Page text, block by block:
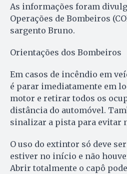
As informações foram
Operações de Bombeiros
sargento Bruno.
Orientações dos Bombeiros
Em casos de incêndio em
é parar imediatamente em
motor e retirar todos os
distância do automóvel.
sinalizar a pista para evitar
O uso do extintor só deve
estiver no início e não
Abrir totalmente o capô